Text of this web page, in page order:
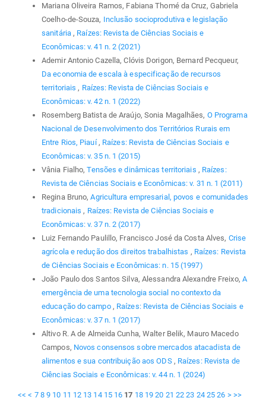
Mariana Oliveira Ramos, Fabiana Thomé da Cruz, Gabriela
Coelho-de-Souza, Inclusão socioprodutiva e legislação
sanitária , Raízes: Revista de Ciências Sociais e
Econômicas: v. 41 n. 2 (2021)
Ademir Antonio Cazella, Clóvis Dorigon, Bernard Pecqueur,
Da economia de escala à especificação de recursos
territoriais , Raízes: Revista de Ciências Sociais e
Econômicas: v. 42 n. 1 (2022)
Rosemberg Batista de Araújo, Sonia Magalhães, O Programa
Nacional de Desenvolvimento dos Territórios Rurais em
Entre Rios, Piauí , Raízes: Revista de Ciências Sociais e
Econômicas: v. 35 n. 1 (2015)
Vânia Fialho,Tensões e dinâmicas territoriais , Raízes:
Revista de Ciências Sociais e Econômicas: v. 31 n. 1 (2011)
Regina Bruno,Agricultura empresarial, povos e comunidades
tradicionais , Raízes: Revista de Ciências Sociais e
Econômicas: v. 37 n. 2 (2017)
Luiz Fernando Paulillo, Francisco José da Costa Alves, Crise
agrícola e redução dos direitos trabalhistas , Raízes: Revista
de Ciências Sociais e Econômicas: n. 15 (1997)
João Paulo dos Santos Silva, Alessandra Alexandre Freixo, A
emergência de uma tecnologia social no contexto da
educação do campo , Raízes: Revista de Ciências Sociais e
Econômicas: v. 37 n. 1 (2017)
Altivo R. A de Almeida Cunha, Walter Belik, Mauro Macedo
Campos, Novos consensos sobre mercados atacadista de
alimentos e sua contribuição aos ODS , Raízes: Revista de
Ciências Sociais e Econômicas: v. 44 n. 1 (2024)
<< < 7 8 9 10 11 12 13 14 15 16 17 18 19 20 21 22 23 24 25 26 > >>